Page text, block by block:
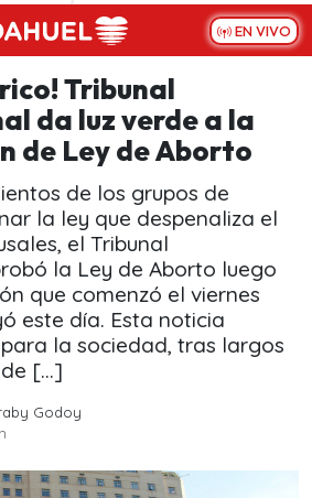
EN VIVO
Tribunal
da luz verde a la
de Ley de Aborto
de los grupos de
la ley que despenaliza el
el Tribunal
la Ley de Aborto luego
que comenzó el viernes
este día. Esta noticia
la sociedad, tras largos
de […]
Godoy